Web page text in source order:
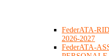
FederATA-
2026-2027
FederATA-